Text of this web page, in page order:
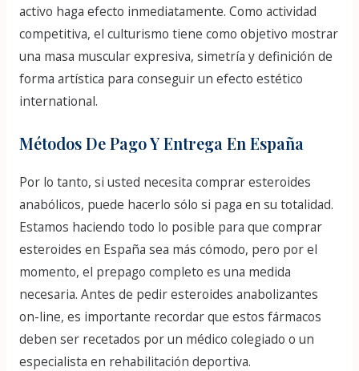
activo haga efecto inmediatamente. Como actividad
competitiva, el culturismo tiene como objetivo mostrar
una masa muscular expresiva, simetría y definición de
forma artística para conseguir un efecto estético
international.
Métodos De Pago Y Entrega En España
Por lo tanto, si usted necesita comprar esteroides
anabólicos, puede hacerlo sólo si paga en su totalidad.
Estamos haciendo todo lo posible para que comprar
esteroides en España sea más cómodo, pero por el
momento, el prepago completo es una medida
necesaria. Antes de pedir esteroides anabolizantes
on-line, es importante recordar que estos fármacos
deben ser recetados por un médico colegiado o un
especialista en rehabilitación deportiva.